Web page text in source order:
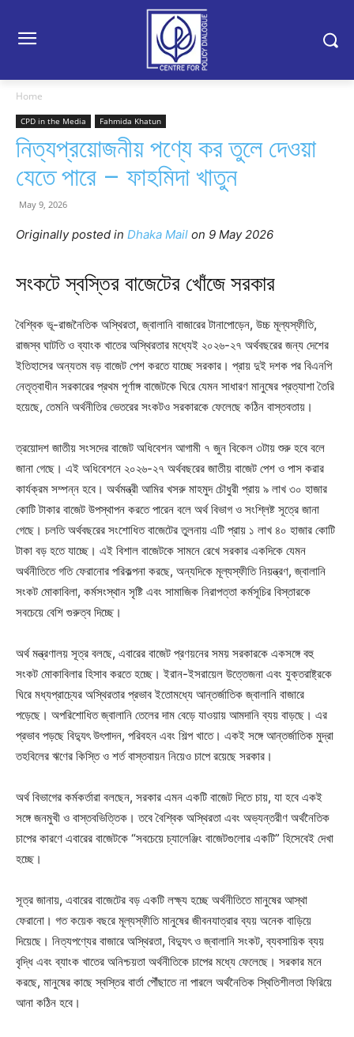
Home
CPD in the Media Fahmida Khatun
নিত্যপ্রয়োজনীয় পণ্যে কর তুলে দেওয়া
যেতে পারে – ফাহমিদা খাতুন
May 9, 2026
Originally posted in Dhaka Mail on 9 May 2026
সংকটে স্বস্তির বাজেটের খোঁজে সরকার
বৈশ্বিক ভূ-রাজনৈতিক অস্থিরতা, জ্বালানি বাজারের টানাপোড়েন, উচ্চ মূল্যস্ফীতি,
রাজস্ব ঘাটতি ও ব্যাংক খাতের অস্থিরতার মধ্যেই ২০২৬-২৭ অর্থবছরের জন্য দেশের
ইতিহাসের অন্যতম বড় বাজেট পেশ করতে যাচ্ছে সরকার। প্রায় দুই দশক পর বিএনপি
নেতৃত্বাধীন সরকারের প্রথম পূর্ণাঙ্গ বাজেটকে ঘিরে যেমন সাধারণ মানুষের প্রত্যাশা তৈরি
হয়েছে, তেমনি অর্থনীতির ভেতরের সংকটও সরকারকে ফেলেছে কঠিন বাস্তবতায়।
ত্রয়োদশ জাতীয় সংসদের বাজেট অধিবেশন আগামী ৭ জুন বিকেল ৩টায় শুরু হবে বলে
জানা গেছে। এই অধিবেশনে ২০২৬-২৭ অর্থবছরের জাতীয় বাজেট পেশ ও পাস করার
কার্যক্রম সম্পন্ন হবে। অর্থমন্ত্রী আমির খসরু মাহমুদ চৌধুরী প্রায় ৯ লাখ ৩০ হাজার
কোটি টাকার বাজেট উপস্থাপন করতে পারেন বলে অর্থ বিভাগ ও সংশ্লিষ্ট সূত্রে জানা
গেছে। চলতি অর্থবছরের সংশোধিত বাজেটের তুলনায় এটি প্রায় ১ লাখ ৪০ হাজার কোটি
টাকা বড় হতে যাচ্ছে। এই বিশাল বাজেটকে সামনে রেখে সরকার একদিকে যেমন
অর্থনীতিতে গতি ফেরানোর পরিকল্পনা করছে, অন্যদিকে মূল্যস্ফীতি নিয়ন্ত্রণ, জ্বালানি
সংকট মোকাবিলা, কর্মসংস্থান সৃষ্টি এবং সামাজিক নিরাপত্তা কর্মসূচির বিস্তারকে
সবচেয়ে বেশি গুরুত্ব দিচ্ছে।
অর্থ মন্ত্রণালয় সূত্র বলছে, এবারের বাজেট প্রণয়নের সময় সরকারকে একসঙ্গে বহু
সংকট মোকাবিলার হিসাব করতে হচ্ছে। ইরান-ইসরায়েল উত্তেজনা এবং যুক্তরাষ্ট্রকে
ঘিরে মধ্যপ্রাচ্যের অস্থিরতার প্রভাব ইতোমধ্যে আন্তর্জাতিক জ্বালানি বাজারে
পড়েছে। অপরিশোধিত জ্বালানি তেলের দাম বেড়ে যাওয়ায় আমদানি ব্যয় বাড়ছে। এর
প্রভাব পড়ছে বিদ্যুৎ উৎপাদন, পরিবহন এবং শিল্প খাতে। একই সঙ্গে আন্তর্জাতিক মুদ্রা
তহবিলের ঋণের কিস্তি ও শর্ত বাস্তবায়ন নিয়েও চাপে রয়েছে সরকার।
অর্থ বিভাগের কর্মকর্তারা বলছেন, সরকার এমন একটি বাজেট দিতে চায়, যা হবে একই
সঙ্গে জনমুখী ও বাস্তবভিত্তিক। তবে বৈশ্বিক অস্থিরতা এবং অভ্যন্তরীণ অর্থনৈতিক
চাপের কারণে এবারের বাজেটকে “সবচেয়ে চ্যালেঞ্জিং বাজেটগুলোর একটি” হিসেবেই দেখা
হচ্ছে।
সূত্র জানায়, এবারের বাজেটের বড় একটি লক্ষ্য হচ্ছে অর্থনীতিতে মানুষের আস্থা
ফেরানো। গত কয়েক বছরে মূল্যস্ফীতি মানুষের জীবনযাত্রার ব্যয় অনেক বাড়িয়ে
দিয়েছে। নিত্যপণ্যের বাজারে অস্থিরতা, বিদ্যুৎ ও জ্বালানি সংকট, ব্যবসায়িক ব্যয়
বৃদ্ধি এবং ব্যাংক খাতের অনিশ্চয়তা অর্থনীতিকে চাপের মধ্যে ফেলেছে। সরকার মনে
করছে, মানুষের কাছে স্বস্তির বার্তা পৌঁছাতে না পারলে অর্থনৈতিক স্থিতিশীলতা ফিরিয়ে
আনা কঠিন হবে।